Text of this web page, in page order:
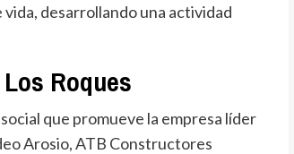
vida, desarrollando una actividad
Roques
que promueve la empresa líder
Arosio, ATB Constructores